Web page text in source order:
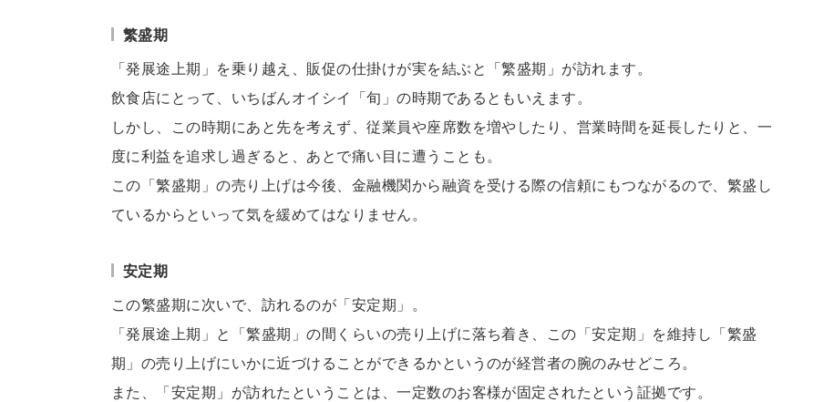
繁盛期
「発展途上期」を乗り越え、販促の仕掛けが実を結ぶと「繁盛期」が訪れます。
飲食店にとって、いちばんオイシイ「旬」の時期であるともいえます。
しかし、この時期にあと先を考えず、従業員や座席数を増やしたり、営業時間を延長したりと、一
度に利益を追求し過ぎると、あとで痛い目に遭うことも。
この「繁盛期」の売り上げは今後、金融機関から融資を受ける際の信頼にもつながるので、繁盛し
ているからといって気を緩めてはなりません。
安定期
この繁盛期に次いで、訪れるのが「安定期」。
「発展途上期」と「繁盛期」の間くらいの売り上げに落ち着き、この「安定期」を維持し「繁盛
期」の売り上げにいかに近づけることができるかというのが経営者の腕のみせどころ。
また、「安定期」が訪れたということは、一定数のお客様が固定されたという証拠です。